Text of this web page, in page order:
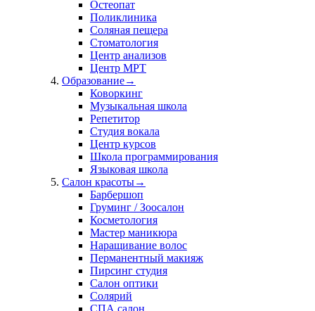
Остеопат
Поликлиника
Соляная пещера
Стоматология
Центр анализов
Центр МРТ
Образование→
Коворкинг
Музыкальная школа
Репетитор
Студия вокала
Центр курсов
Школа программирования
Языковая школа
Салон красоты→
Барбершоп
Груминг / Зоосалон
Косметология
Мастер маникюра
Наращивание волос
Перманентный макияж
Пирсинг студия
Салон оптики
Солярий
СПА салон